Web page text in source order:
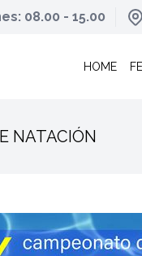
08.00 - 15.00
HOME
NATACIÓN